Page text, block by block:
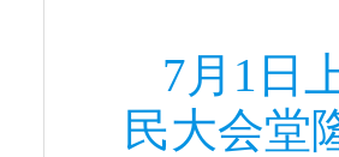
7月1日
民大会堂